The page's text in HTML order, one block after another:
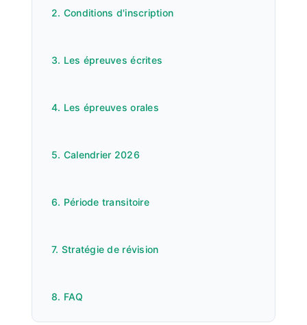
2. Conditions d'inscription
3. Les épreuves écrites
4. Les épreuves orales
5. Calendrier 2026
6. Période transitoire
7. Stratégie de révision
8. FAQ